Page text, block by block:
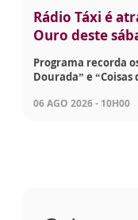
Rádio Táxi é
Ouro deste
Programa recorda
Dourada” e “Coisas
06 AGO 2026 - 10H00